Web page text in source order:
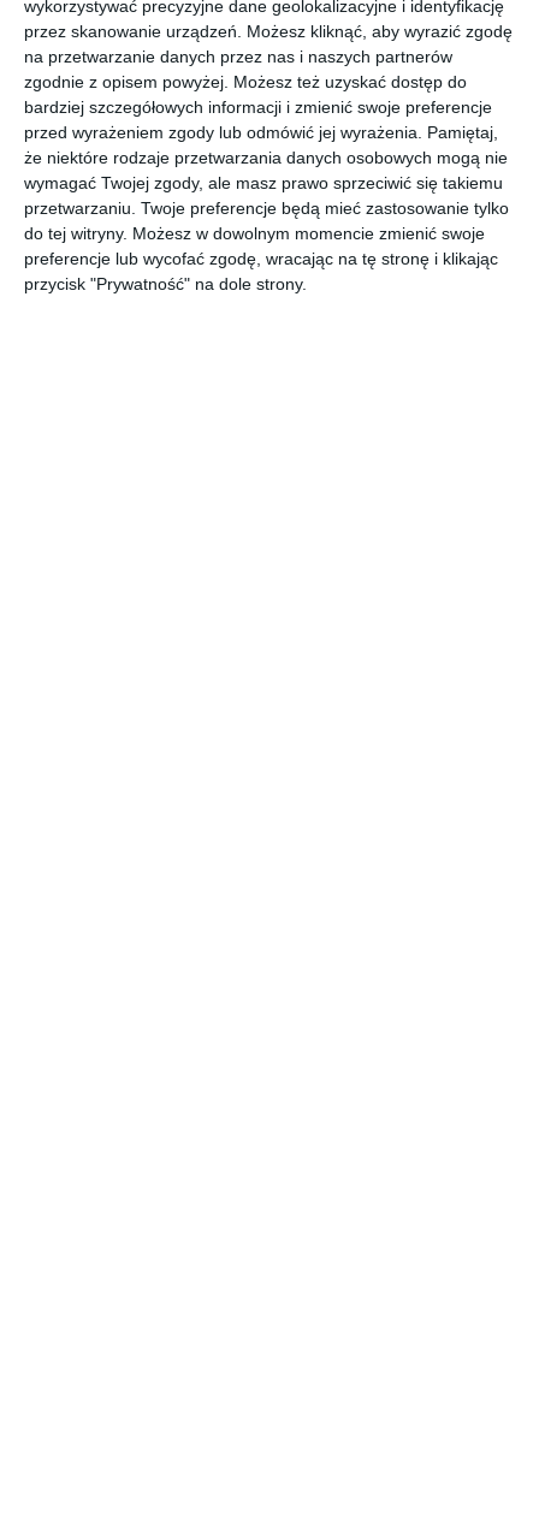
wykorzystywać precyzyjne dane geolokalizacyjne i identyfikację
przez skanowanie urządzeń. Możesz kliknąć, aby wyrazić zgodę
na przetwarzanie danych przez nas i naszych partnerów
zgodnie z opisem powyżej. Możesz też uzyskać dostęp do
bardziej szczegółowych informacji i zmienić swoje preferencje
przed wyrażeniem zgody lub odmówić jej wyrażenia. Pamiętaj,
że niektóre rodzaje przetwarzania danych osobowych mogą nie
wymagać Twojej zgody, ale masz prawo sprzeciwić się takiemu
przetwarzaniu. Twoje preferencje będą mieć zastosowanie tylko
do tej witryny. Możesz w dowolnym momencie zmienić swoje
preferencje lub wycofać zgodę, wracając na tę stronę i klikając
przycisk "Prywatność" na dole strony.
Pozostałe zdjęcia w projekcie:Apartament ul.
Uzdrowiskowa Świnoujście